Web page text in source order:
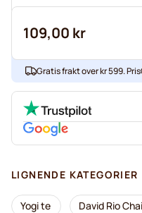
109,00 kr
Gratis frakt over kr 599.
LIGNENDE KATEGORIER
Yogi te David Rio